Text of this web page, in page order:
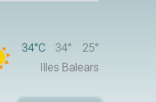
34°C 34°
25°
Illes Balears